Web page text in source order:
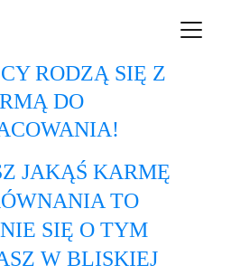
RODZĄ SIĘ Z
DO
JAKĄŚ KARMĘ
TO
SIĘ O TYM
W BLISKIEJ